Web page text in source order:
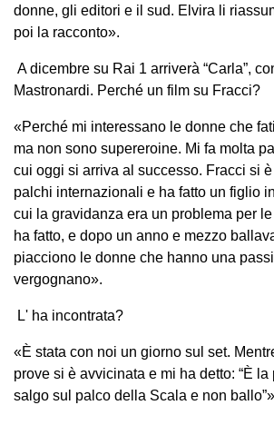
donne, gli editori e il sud. Elvira li
poi la racconto».
A dicembre su Rai 1 arriverà “Carla”,
Mastronardi. Perché un film su Fracci?
«Perché mi interessano le donne che
ma non sono supereroine. Mi fa molta
cui oggi si arriva al successo. Fracci si
palchi internazionali e ha fatto un figlio
cui la gravidanza era un problema per
ha fatto, e dopo un anno e mezzo
piacciono le donne che hanno una
vergognano».
L' ha incontrata?
«È stata con noi un giorno sul set.
prove si è avvicinata e mi ha detto: “È
salgo sul palco della Scala e non